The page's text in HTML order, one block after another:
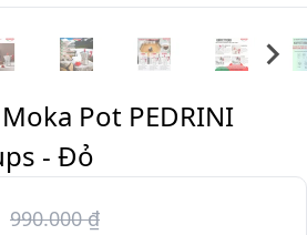
Pot PEDRINI
- Đỏ
990.000 ₫